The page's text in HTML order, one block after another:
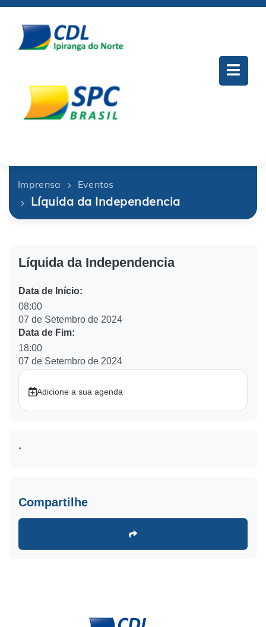
Imprensa Eventos
Líquida da Independencia
Líquida da Independencia
Data de Início:
08:00
07 de Setembro de 2024
Data de Fim:
18:00
07 de Setembro de 2024
Adicione a sua agenda
.
Compartilhe